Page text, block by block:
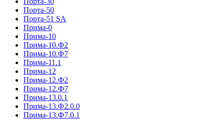
Порта-50
Порта-51 SA
Прима-0
Прима-10
Прима-10.Ф2
Прима-10.Ф7
Прима-11.1
Прима-12
Прима-12.Ф2
Прима-12.Ф7
Прима-13.0.1
Прима-13.Ф2.0.0
Прима-13.Ф7.0.1